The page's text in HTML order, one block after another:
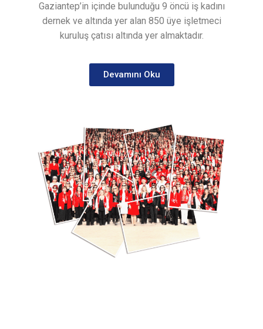
Gaziantep’in içinde bulunduğu 9 öncü iş kadını
dernek ve altında yer alan 850 üye işletmeci
kuruluş çatısı altında yer almaktadır.
Devamını Oku